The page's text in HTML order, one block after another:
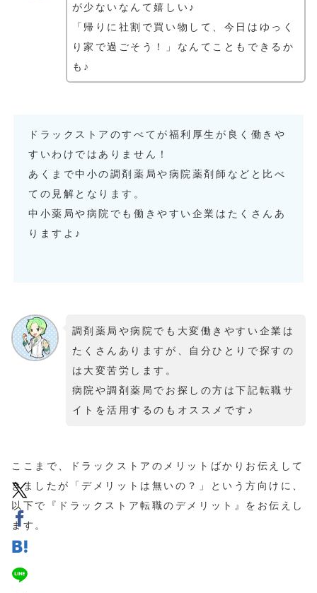
が少ないなんて嬉しい♪
「帰りに社割で買い物して、今日はゆっく
り家で過ごそう！」なんてこともできるか
も♪
ドラックストアのすべてが福利厚生が良く働きや
すいわけではありません！
あくまで中小の調剤薬局や病院薬剤師などと比べ
ての見解となります。
中小薬局や病院でも働きやすい企業はたくさんあ
りますよ♪
調剤薬局や病院でも大変働きやすい企業は
たくさんありますが、自分ひとりで探すの
は大変苦労します。
病院や調剤薬局でお探しの方は下記転職サ
イトを活用するのもオススメです♪
ここまで、ドラックストアのメリットばかりお伝えして
きましたが「デメリットは無いの？」という方向けに、
以下で『ドラックストア転職のデメリット』をお伝えし
ます。